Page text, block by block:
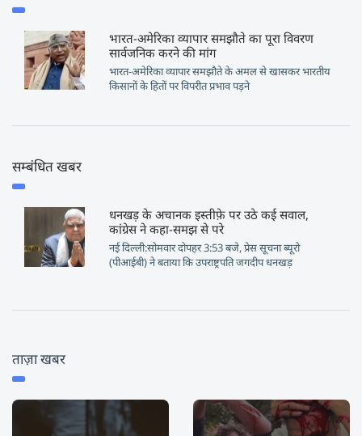
भारत-अमेरिका व्यापार समझौते का पूरा विवरण
सार्वजनिक करने की मांग
भारत-अमेरिका व्यापार समझौते के अमल से खासकर भारतीय
किसानों के हितों पर विपरीत प्रभाव पड़ने
सम्बंधित खबर
धनखड़ के अचानक इस्तीफ़े पर उठे कई सवाल,
कांग्रेस ने कहा-समझ से परे
नई दिल्ली:सोमवार दोपहर 3:53 बजे, प्रेस सूचना ब्यूरो
(पीआईबी) ने बताया कि उपराष्ट्रपति जगदीप धनखड़
ताज़ा खबर